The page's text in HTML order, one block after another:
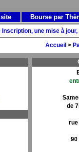
Inscription, une mise à
Accueil >
de
rue
90
Bourse par